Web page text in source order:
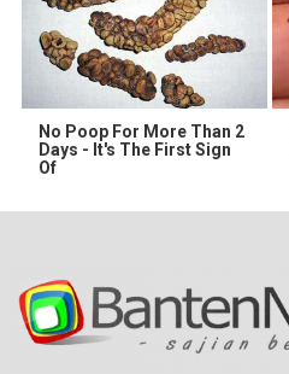
No Poop For More Than 2
Days - It's The First Sign
Of